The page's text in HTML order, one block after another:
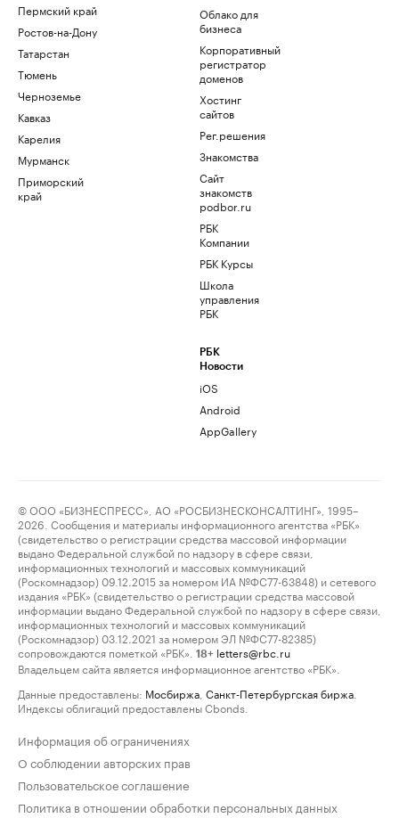
Пермский край
Ростов-на-Дону
Татарстан
Тюмень
Черноземье
Кавказ
Карелия
Мурманск
Приморский
край
Облако для
бизнеса
Корпоративный
регистратор
доменов
Хостинг
сайтов
Рег.решения
Знакомства
Сайт
знакомств
podbor.ru
РБК
Компании
РБК Курсы
Школа
управления
РБК
РБК
Новости
iOS
Android
AppGallery
© ООО «БИЗНЕСПРЕСС», АО «РОСБИЗНЕСКОНСАЛТИНГ», 1995–
2026. Сообщения и материалы информационного агентства «РБК»
(свидетельство о регистрации средства массовой информации
выдано Федеральной службой по надзору в сфере связи,
информационных технологий и массовых коммуникаций
(Роскомнадзор) 09.12.2015 за номером ИА №ФС77-63848) и сетевого
издания «РБК» (свидетельство о регистрации средства массовой
информации выдано Федеральной службой по надзору в сфере связи,
информационных технологий и массовых коммуникаций
(Роскомнадзор) 03.12.2021 за номером ЭЛ №ФС77-82385)
сопровождаются пометкой «РБК».
18+ letters@rbc.ru
Владельцем сайта является информационное агентство «РБК».
Данные предоставлены: Мосбиржа Санкт-Петербургская биржа
Индексы облигаций предоставлены Cbonds.
Информация об ограничениях
О соблюдении авторских прав
Пользовательское соглашение
Политика в отношении обработки персональных данных